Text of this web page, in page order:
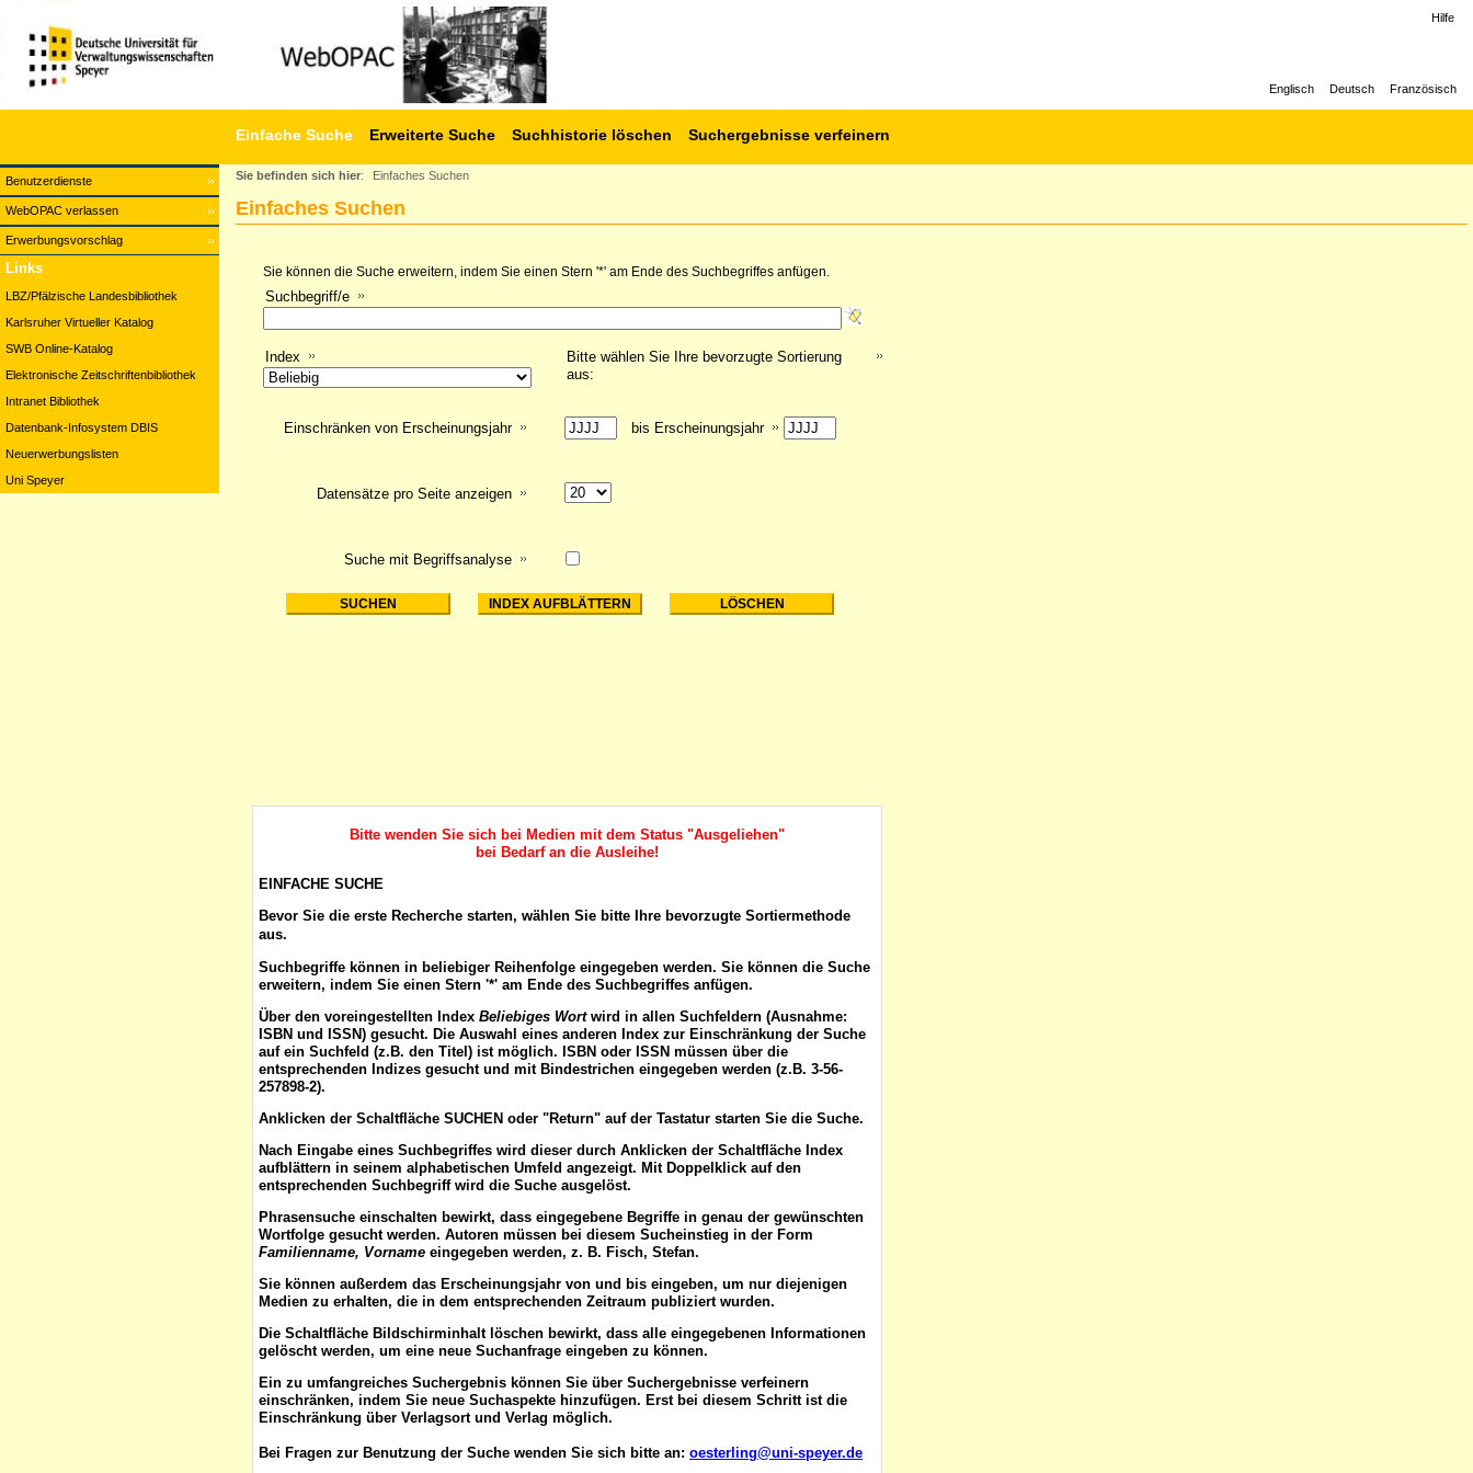
Benutzerdienste
WebOPAC verlassen
Erwerbungsvorschlag
Einfache Suche Erweiterte Suche Suchhistorie löschen Suchergebnisse verfeinern
Hilfe
Englisch Deutsch Französisch
Links
LBZ/Pfälzische Landesbibliothek
Karlsruher Virtueller Katalog
SWB Online-Katalog
Elektronische Zeitschriftenbibliothek
Intranet Bibliothek
Datenbank-Infosystem DBIS
Neuerwerbungslisten
Uni Speyer
Sie befinden sich hier: Einfaches Suchen
Einfaches Suchen
Sie können die Suche erweitern, indem Sie einen Stern '*' am Ende des Suchbegriffes anfügen.
Suchbegriff/e
Index
Bitte wählen Sie Ihre bevorzugte Sortierung
aus:
Suche mit Begriffsanalyse
Einschränken von Erscheinungsjahr bis Erscheinungsjahr
Datensätze pro Seite anzeigen
Bitte wenden Sie sich bei Medien mit dem Status "Ausgeliehen"
bei Bedarf an die Ausleihe!
EINFACHE SUCHE
Bevor Sie die erste Recherche starten, wählen Sie bitte Ihre bevorzugte Sortiermethode
aus.
Suchbegriffe können in beliebiger Reihenfolge eingegeben werden. Sie können die Suche
erweitern, indem Sie einen Stern '*' am Ende des Suchbegriffes anfügen.
Über den voreingestellten Index Beliebiges Wort wird in allen Suchfeldern (Ausnahme:
ISBN und ISSN) gesucht. Die Auswahl eines anderen Index zur Einschränkung der Suche
auf ein Suchfeld (z.B. den Titel) ist möglich. ISBN oder ISSN müssen über die
entsprechenden Indizes gesucht und mit Bindestrichen eingegeben werden (z.B. 3-56-
257898-2).
Anklicken der Schaltfläche SUCHEN oder "Return" auf der Tastatur starten Sie die Suche.
Nach Eingabe eines Suchbegriffes wird dieser durch Anklicken der Schaltfläche Index
aufblättern in seinem alphabetischen Umfeld angezeigt. Mit Doppelklick auf den
entsprechenden Suchbegriff wird die Suche ausgelöst.
Phrasensuche einschalten bewirkt, dass eingegebene Begriffe in genau der gewünschten
Wortfolge gesucht werden. Autoren müssen bei diesem Sucheinstieg in der Form
Familienname, Vorname eingegeben werden, z. B. Fisch, Stefan.
Sie können außerdem das Erscheinungsjahr von und bis eingeben, um nur diejenigen
Medien zu erhalten, die in dem entsprechenden Zeitraum publiziert wurden.
Die Schaltfläche Bildschirminhalt löschen bewirkt, dass alle eingegebenen Informationen
gelöscht werden, um eine neue Suchanfrage eingeben zu können.
Ein zu umfangreiches Suchergebnis können Sie über Suchergebnisse verfeinern
einschränken, indem Sie neue Suchaspekte hinzufügen. Erst bei diesem Schritt ist die
Einschränkung über Verlagsort und Verlag möglich.
Bei Fragen zur Benutzung der Suche wenden Sie sich bitte an: oesterling@uni-speyer.de